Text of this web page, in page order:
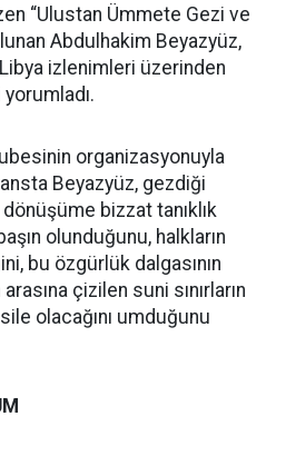
“Ulustan Ümmete Gezi ve
Abdulhakim Beyazyüz,
izlenimleri üzerinden
organizasyonuyla
Beyazyüz, gezdiği
bizzat tanıklık
olunduğunu, halkların
bu özgürlük dalgasının
çizilen suni sınırların
olacağını umduğunu